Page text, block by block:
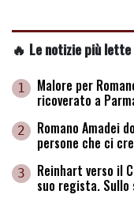
🔥 Le notizie più lette
1 Malore per
ricoverato a
2 Romano Amadei
persone che ci
3 Reinhart verso il
suo regista.